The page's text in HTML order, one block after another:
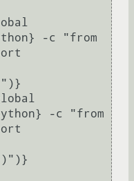
-c "from
-c "from